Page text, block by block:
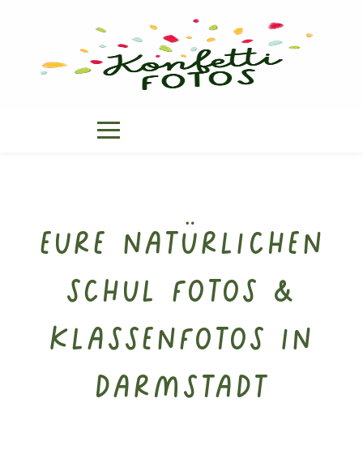
Eure natürlichen
Schul Fotos &
Klassenfotos in
Darmstadt